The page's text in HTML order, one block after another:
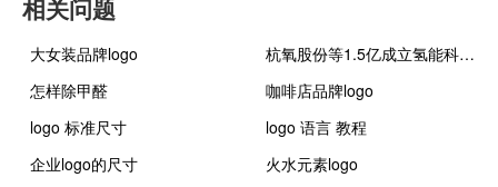
相关问题
大女装品牌logo
杭氧股份等1.5亿成立氢能科技新公司
怎样除甲醛
咖啡店品牌logo
logo 标准尺寸
logo 语言 教程
企业logo的尺寸
火水元素logo